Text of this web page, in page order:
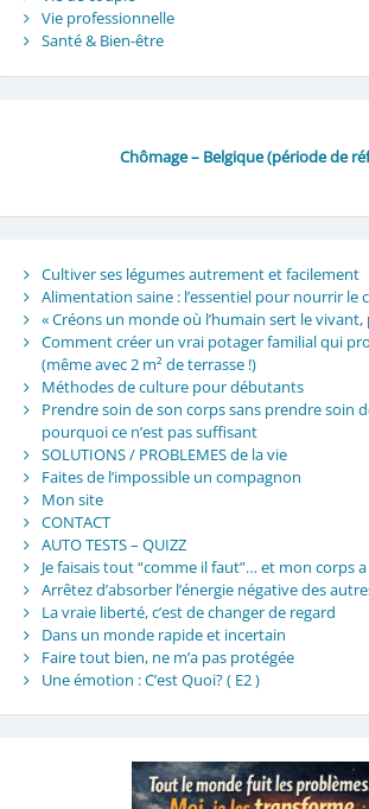
Vie professionnelle
Santé & Bien-être
Chômage – Belgique (période de
Cultiver ses légumes autrement et facilement
Alimentation saine : l’essentiel pour nourrir le
« Créons un monde où l’humain sert le vivant,
Comment créer un vrai potager familial qui
(même avec 2 m² de terrasse !)
Méthodes de culture pour débutants
Prendre soin de son corps sans prendre soin
pourquoi ce n’est pas suffisant
SOLUTIONS / PROBLEMES de la vie
Faites de l’impossible un compagnon
Mon site
CONTACT
AUTO TESTS – QUIZZ
Je faisais tout “comme il faut”… et mon corps
Arrêtez d’absorber l’énergie négative des
La vraie liberté, c’est de changer de regard
Dans un monde rapide et incertain
Faire tout bien, ne m’a pas protégée
Une émotion : C’est Quoi? ( E2 )